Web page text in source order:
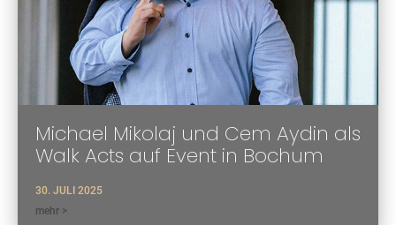
Michael Mikolaj und Cem Aydin als
Walk Acts auf Event in Bochum
30. JULI 2025
mehr >